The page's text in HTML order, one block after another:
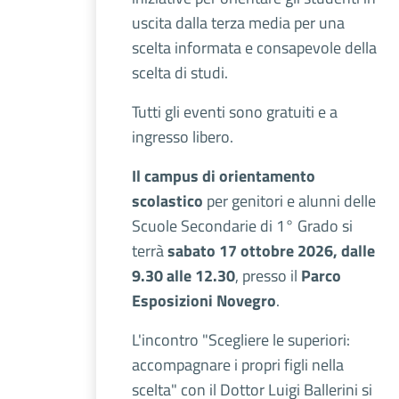
uscita dalla terza media per una
scelta informata e consapevole della
scelta di studi.
Tutti gli eventi sono gratuiti e a
ingresso libero.
Il campus di orientamento
scolastico per genitori e alunni delle
Scuole Secondarie di 1° Grado si
terràsabato 17 ottobre 2026, dalle
9.30 alle 12.30, presso il Parco
Esposizioni Novegro.
L'incontro "Scegliere le superiori:
accompagnare i propri figli nella
scelta" con il Dottor Luigi Ballerini si